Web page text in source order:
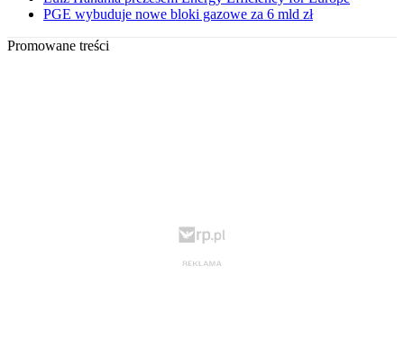
PGE wybuduje nowe bloki gazowe za 6 mld zł
Promowane treści